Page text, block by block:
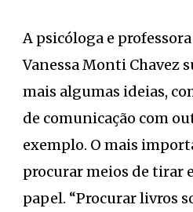
A psicóloga e
Vanessa Monti Chavez
mais algumas ideias,
de comunicação com
exemplo. O mais
procurar meios de tirar
papel. “Procurar livros